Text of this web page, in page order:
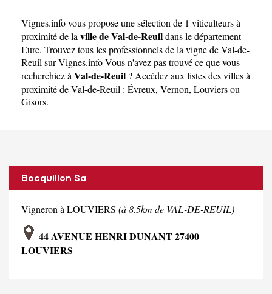
Vignes.infovous propose une sélection de 1 viticulteurs à
proximité de la ville de Val-de-Reuildans le département
Eure. Trouvez tous les professionnels de la vigne de Val-de-
Reuil sur Vignes.info Vous n'avez pas trouvé ce que vous
recherchiez à Val-de-Reuil ? Accédez aux listes des villes à
proximité de Val-de-Reuil : Évreux, Vernon, Louviersou
Gisors.
Bocquillon Sa
Vigneron à LOUVIERS (à 8.5km de VAL-DE-REUIL)
44 AVENUE HENRI DUNANT 27400
LOUVIERS